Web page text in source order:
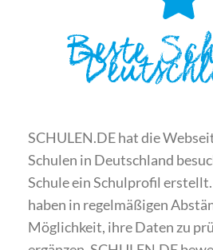
Beste
SCHULEN.DE hat die
Schulen in Deutschland
Schule ein Schulprofil
haben in regelmäßigen
Möglichkeit, ihre Daten zu